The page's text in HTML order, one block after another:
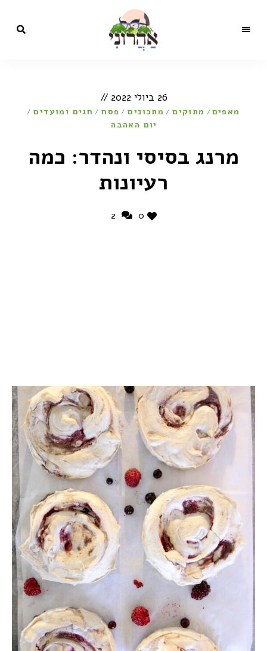
הקולינריה
של השף
ישראל
אהרוני
טלוויזיה
של
ישראל
אהרוני
26 ביולי 2022
מאפים / מתוקים / מתכונים / פסח / חגים ומועדים /
יום האהבה
מרנג בסיסי ונהדר: כמה
רעיונות
0